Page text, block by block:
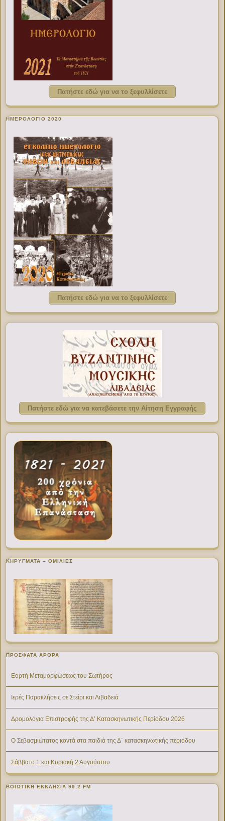
Πατήστε εδώ για να το ξεφυλλίσετε
ΗΜΕΡΟΛΟΓΙΟ 2020
Πατήστε εδώ για να το ξεφυλλίσετε
Πατήστε εδώ για να κατεβάσετε την Αίτηση Εγγραφής
ΚΗΡΥΓΜΑΤΑ – ΟΜΙΛΙΕΣ
ΠΡΌΣΦΑΤΑ ΆΡΘΡΑ
Εορτή Μεταμορφώσεως του Σωτήρος
Ιερές Παρακλήσεις σε Στείρι και Λιβαδειά
Δρομολόγια Επιστροφής της Δ’ Κατασκηνωτικής Περίοδου 2026
Ο Σεβασμιώτατος κοντά στα παιδιά της Δ΄ κατασκηνωτικής περιόδου
Σάββατο 1 και Κυριακή 2 Αυγούστου
ΒΟΙΩΤΙΚΉ ΕΚΚΛΗΣΊΑ 99,2 FM